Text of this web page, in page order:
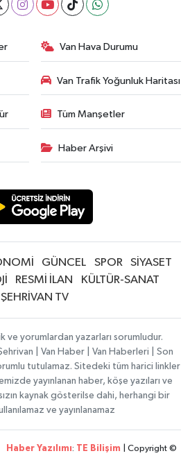
Van Hava Durumu
Van Trafik Yoğunluk Haritası
Tüm Manşetler
Haber Arşivi
GÜNCEL SPOR
SİYASET
RESMİ İLAN
KÜLTÜR-SANAT
ŞEHRİVAN TV
ve yorumlardan yazarları sorumludur.
| Van Haber | Van Haberleri | Son
tutulamaz. Sitedeki tüm harici linkler
yayınlanan haber, köşe yazıları ve
kaynak gösterilse dahi, herhangi bir
ve yayınlanamaz
Haber Yazılımı: TE Bilişim | Copyright ©